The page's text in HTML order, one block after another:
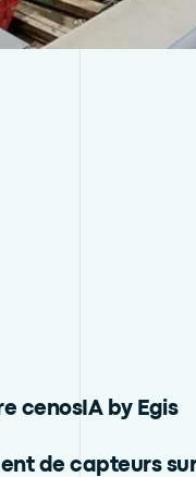
cenosIA by Egis
de capteurs